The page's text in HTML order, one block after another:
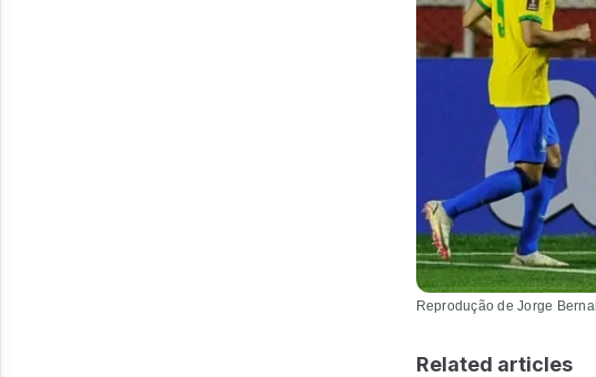
Reprodução de Jorge Bernal
Related articles